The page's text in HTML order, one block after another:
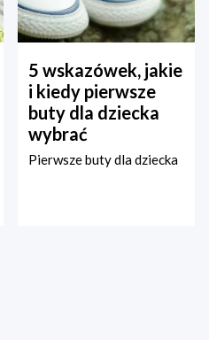
5 wskazówek, jakie
i kiedy pierwsze
buty dla dziecka
wybrać
Pierwsze buty dla dziecka